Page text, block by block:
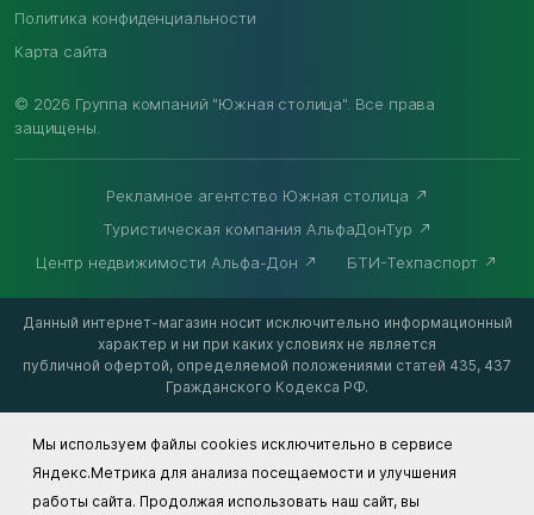
© 2026 Группа компаний "Южная столица". Все права
защищены.
Политика конфиденциальности
Карта сайта
Рекламное агентство Южная столица
Туристическая компания АльфаДонТур
Центр недвижимости Альфа-Дон
БТИ-Техпаспорт
Данный интернет-магазин носит исключительно информационный
характер и ни при каких условиях не является
публичной офертой, определяемой положениями статей 435, 437
Гражданского Кодекса РФ.
Мы используем файлы cookies исключительно в сервисе
Яндекс.Метрика для анализа посещаемости и улучшения
работы сайта. Продолжая использовать наш сайт, вы